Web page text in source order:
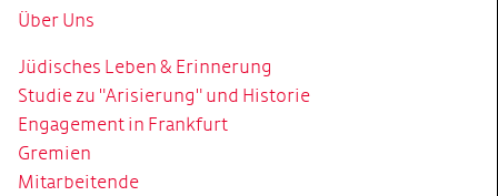
Über Uns
Jüdisches Leben & Erinnerung
Studie zu "Arisierung" und Historie
Engagement in Frankfurt
Gremien
Mitarbeitende